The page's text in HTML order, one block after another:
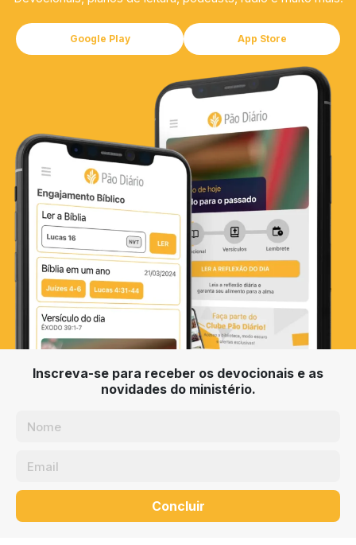
Google Play App Store
Inscreva-se para receber os devocionais e as
novidades do ministério.
Concluir